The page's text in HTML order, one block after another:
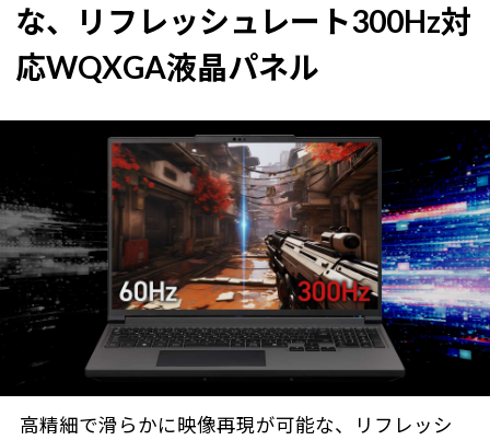
な、リフレッシュレート300Hz対
応WQXGA液晶パネル
高精細で滑らかに映像再現が可能な、リフレッシ